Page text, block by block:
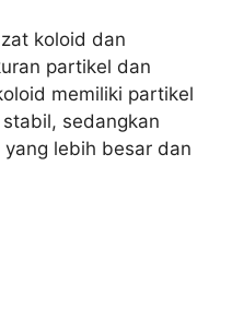
koloid dan
partikel dan
memiliki partikel
sedangkan
lebih besar dan